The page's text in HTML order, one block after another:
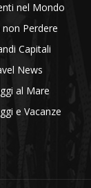
nel Mondo
non Perdere
Capitali
News
al Mare
e Vacanze